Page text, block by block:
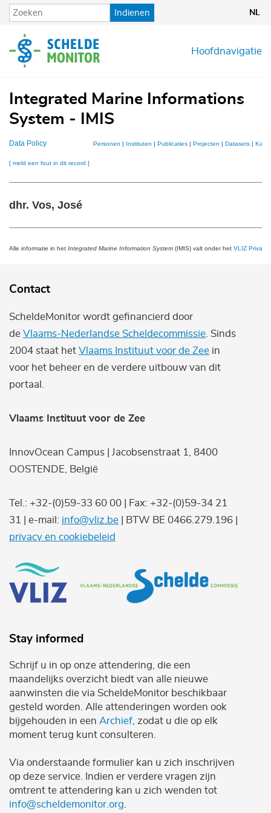
Overslaan
en
de
inhoud
Indienen NL
Hoofdnavigatie
Integrated Marine Informations
System - IMIS
Data Policy Personen | Instituten | Publicaties | Projecten | Datasets |
[ meld een fout in dit record ]
dhr. Vos, José
Alle informatie in het Integrated Marine Information System (IMIS) valt onder het VLIZ Privacy
Contact
ScheldeMonitor wordt gefinancierd door
de Vlaams-Nederlandse Scheldecommissie . Sinds
2004 staat het Vlaams Instituut voor de Zee in
voor het beheer en de verdere uitbouw van dit
portaal.
Vlaams Instituut voor de Zee
InnovOcean Campus | Jacobsenstraat 1, 8400
OOSTENDE, België
Tel.: +32-(0)59-33 60 00 | Fax: +32-(0)59-34 21
31 | e-mail: info@vliz.be | BTW BE 0466.279.196 |
privacy en cookiebeleid
Stay informed
Schrijf u in op onze attendering, die een
maandelijks overzicht biedt van alle nieuwe
aanwinsten die via ScheldeMonitor beschikbaar
gesteld worden. Alle attenderingen worden ook
bijgehouden in een Archief , zodat u die op elk
moment terug kunt consulteren.
Via onderstaande formulier kan u zich inschrijven
op deze service. Indien er verdere vragen zijn
omtrent te attendering kan u zich wenden tot
info@scheldemonitor.org